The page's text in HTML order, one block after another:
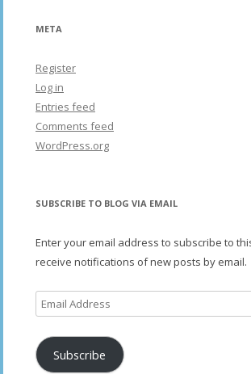
META
Register
Log in
Entries feed
Comments feed
WordPress.org
SUBSCRIBE TO BLOG VIA EMAIL
Enter your email address to subscribe to
receive notifications of new posts by email.
Email
Address
Subscribe